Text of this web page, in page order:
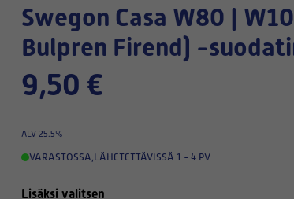
Swegon Casa W80 | W100 (G1
Bulpren Firend) -
9,50 €
ALV 25.5%
VARASTOSSA,LÄHETETTÄVISSÄ 1 - 4 PV
Lisäksi valitsen